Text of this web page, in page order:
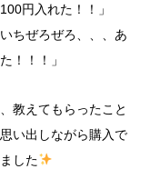
100円入れた！！」
いちぜろぜろ、、、あ
！！！」
教えてもらったこと
い出しながら購入で
した